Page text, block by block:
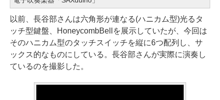
以前、長谷部さんは六角形が連なる(ハニカム型)光るタ
ッチ型鍵盤、HoneycombBellを展示していたが、今回は
そのハニカム型のタッチスイッチを縦に6つ配列し、サ
ックス的なものにしている。長谷部さんが実際に演奏し
ているのを撮影した。